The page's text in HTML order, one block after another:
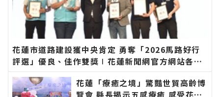
花蓮市道路建設獲中央肯定 勇奪「2026馬路好行
評選」優良、佳作雙獎∣花蓮新聞網官方網站各類
新聞－最快速的今日新聞報導 最新的在地資訊！
花蓮「療癒之境」驚豔世貿高齡博
覽會 縣長揭示五感療癒 感受花蓮